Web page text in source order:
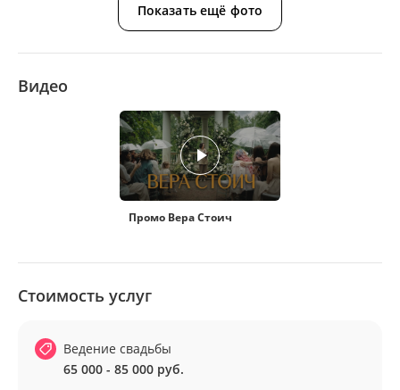
Показать ещё фото
Видео
Промо Вера Стоич
Стоимость услуг
Ведение свадьбы
65 000 - 85 000 руб.